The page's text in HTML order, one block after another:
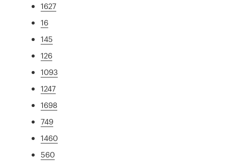
1627
16
145
126
1093
1247
1698
749
1460
560